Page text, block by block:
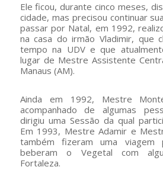
Ele ficou, durante cinco meses,
cidade, mas precisou continuar
passar por Natal, em 1992,
na casa do irmão Vladimir, que
tempo na UDV e que
lugar de Mestre Assistente
Manaus (AM).
Ainda em 1992, Mestre
acompanhado de algumas
dirigiu uma Sessão da qual
Em 1993, Mestre Adamir e
também fizeram uma
beberam o Vegetal com
Fortaleza.